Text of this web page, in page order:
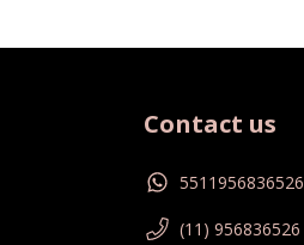
Contact us
5511956836526
(11) 956836526